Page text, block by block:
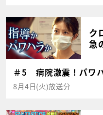
ク
急
＃5 病院激震！パワ
8月4日(火)放送分